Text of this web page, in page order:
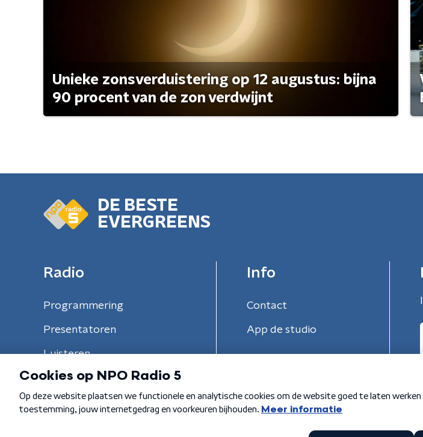
Unieke zonsverduistering op 12 augustus: bijna
90 procent van de zon verdwijnt
DE BESTE
EVERGREENS
Radio
Programmering
Presentatoren
Luisteren
Info
Contact
App de studio
Algemene voorwaarden Privacybeleid